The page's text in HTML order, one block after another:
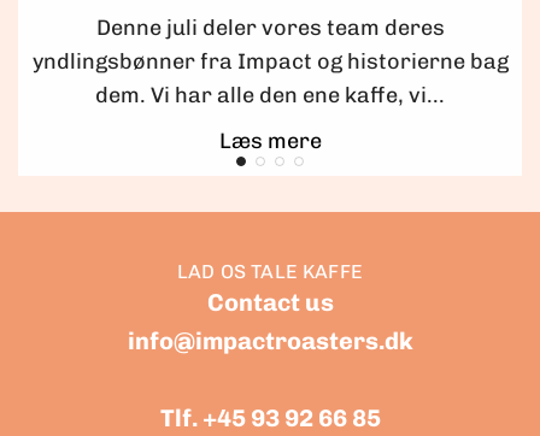
Denne juli deler vores team deres
yndlingsbønner fra Impact og historierne bag
dem. Vi har alle den ene kaffe, vi...
Læs mere
LAD OS TALE KAFFE
Contact us
info@impactroasters.dk
Tlf. +45 93 92 66 85